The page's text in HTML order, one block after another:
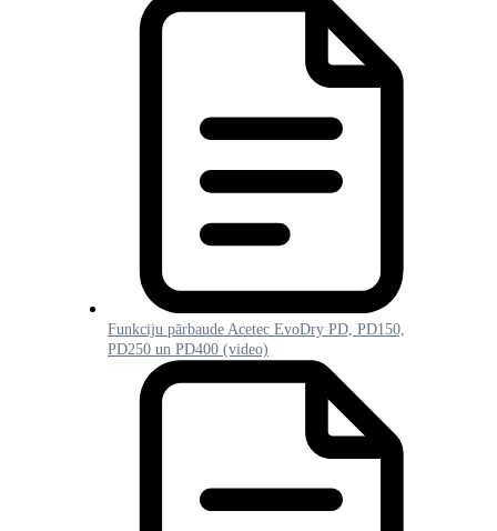
Funkciju pārbaude Acetec EvoDry PD, PD150,
PD250 un PD400 (video)